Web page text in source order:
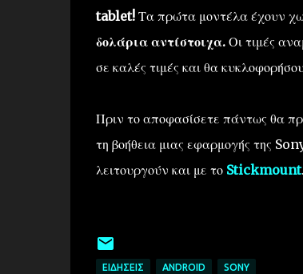
tablet!Τα πρώτα μοντέλα έχουν
δολάρια αντίστοιχα. Οι τιμές
σε καλές τιμές και θα
Πριν το αποφασίσετε πάντως θα
τη βοήθεια μιας εφαρμογής της
λειτουργούν και με το Stickmount.
ΕΙΔΉΣΕΙΣ ANDROID SONY